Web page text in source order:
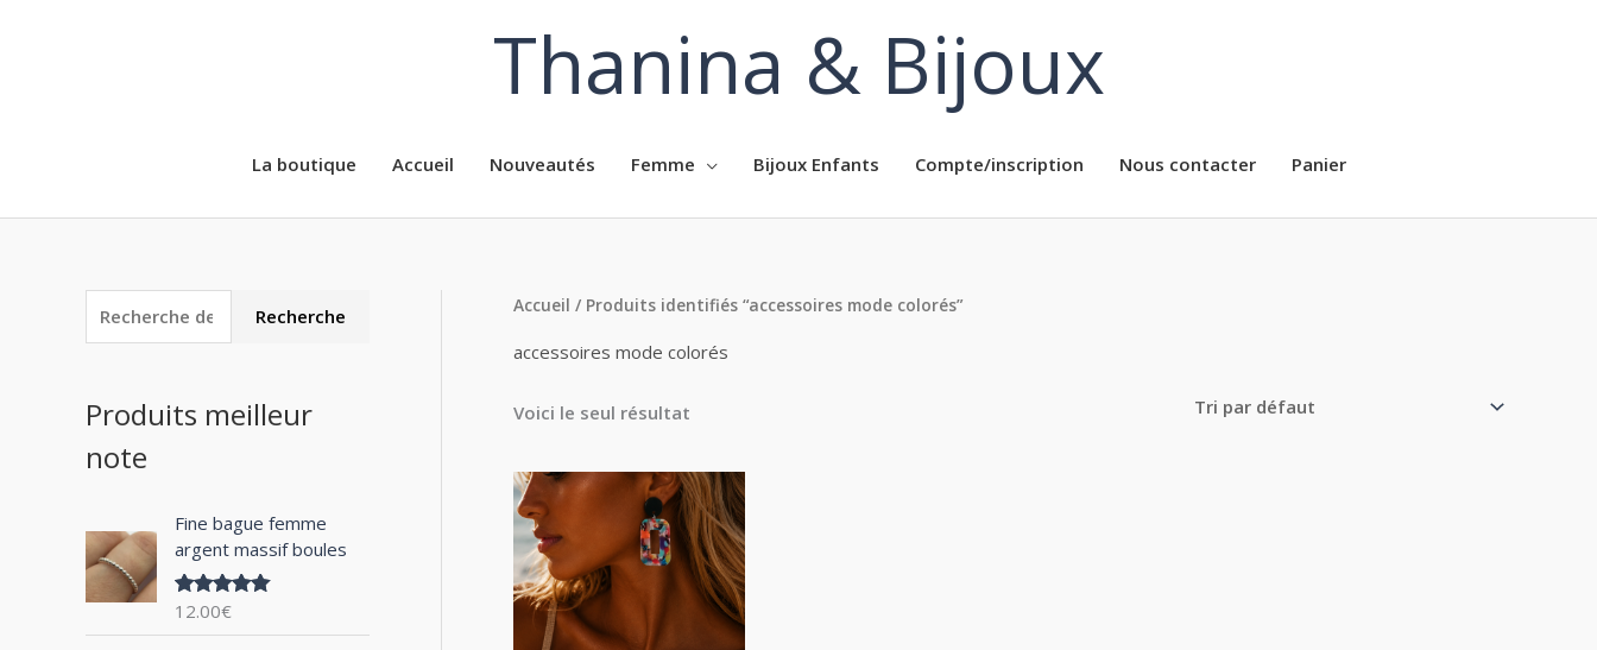
Thanina & Bijoux
La boutique Accueil Nouveautés Femme Bijoux Enfants Compte/inscription Nous contacter Panier
e
h
e
h
Recherche
Produits meilleur
note
Fine bague femme
argent massif boules
Note5.00
12.00€
Accueil / Produits identifiés “accessoires mode colorés”
accessoires mode colorés
Voici le seul résultat